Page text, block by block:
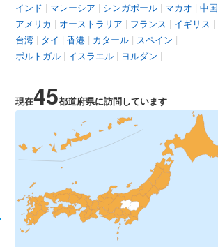
インド | マレーシア | シンガポール | マカオ | 中国
アメリカ | オーストラリア | フランス | イギリス |
台湾 | タイ | 香港 | カタール | スペイン |
ポルトガル | イスラエル | ヨルダン |
現在45都道府県に訪問しています